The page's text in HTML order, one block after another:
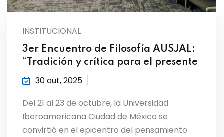
INSTITUCIONAL
3er Encuentro de Filosofía AUSJAL:
“Tradición y crítica para el presente
30 out, 2025
Del 21 al 23 de octubre, la Universidad
Iberoamericana Ciudad de México se
convirtió en el epicentro del pensamiento